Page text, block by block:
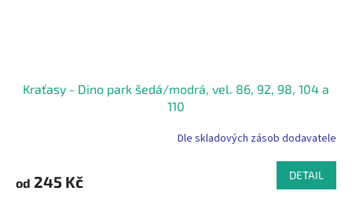
Kraťasy - Dino park šedá/modrá, vel. 86, 92, 98, 104 a
110
Dle skladových zásob dodavatele
od 245 Kč DETAIL